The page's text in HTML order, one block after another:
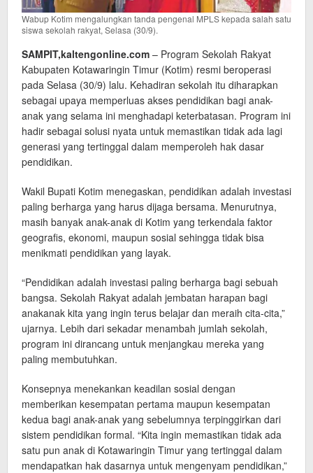
Wabup Kotim mengalungkan tanda pengenal MPLS kepada salah satu
siswa sekolah rakyat, Selasa (30/9).
SAMPIT,kaltengonline.com – Program Sekolah Rakyat
Kabupaten Kotawaringin Timur (Kotim) resmi beroperasi
pada Selasa (30/9) lalu. Kehadiran sekolah itu diharapkan
sebagai upaya memperluas akses pendidikan bagi anak-
anak yang selama ini menghadapi keterbatasan. Program ini
hadir sebagai solusi nyata untuk memastikan tidak ada lagi
generasi yang tertinggal dalam memperoleh hak dasar
pendidikan.
Wakil Bupati Kotim menegaskan, pendidikan adalah investasi
paling berharga yang harus dijaga bersama. Menurutnya,
masih banyak anak-anak di Kotim yang terkendala faktor
geografis, ekonomi, maupun sosial sehingga tidak bisa
menikmati pendidikan yang layak.
“Pendidikan adalah investasi paling berharga bagi sebuah
bangsa. Sekolah Rakyat adalah jembatan harapan bagi
anakanak kita yang ingin terus belajar dan meraih cita-cita,”
ujarnya. Lebih dari sekadar menambah jumlah sekolah,
program ini dirancang untuk menjangkau mereka yang
paling membutuhkan.
Konsepnya menekankan keadilan sosial dengan
memberikan kesempatan pertama maupun kesempatan
kedua bagi anak-anak yang sebelumnya terpinggirkan dari
sistem pendidikan formal. “Kita ingin memastikan tidak ada
satu pun anak di Kotawaringin Timur yang tertinggal dalam
mendapatkan hak dasarnya untuk mengenyam pendidikan,”